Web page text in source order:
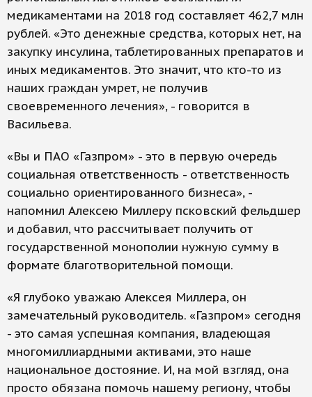
медикаментами на 2018 год составляет 462,7 млн
рублей. «Это денежные средства, которых нет, на
закупку инсулина, таблетированных препаратов и
иных медикаментов. Это значит, что кто-то из
наших граждан умрет, не получив
своевременного лечения», - говорится в
Васильева.
«Вы и ПАО «Газпром» - это в первую очередь
социальная ответственность - ответственность
социально ориентированного бизнеса», -
напомнил Алексею Миллеру псковский фельдшер
и добавил, что рассчитывает получить от
государственной монополии нужную сумму в
формате благотворительной помощи.
«Я глубоко уважаю Алексея Миллера, он
замечательный руководитель. «Газпром» сегодня
- это самая успешная компания, владеющая
многомиллиардными активами, это наше
национальное достояние. И, на мой взгляд, она
просто обязана помочь нашему региону, чтобы